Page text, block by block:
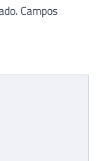
Campos